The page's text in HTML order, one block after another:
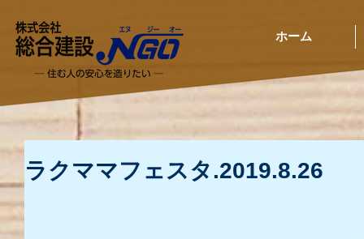
ラクママフェスタ.2019.8.26
ホーム